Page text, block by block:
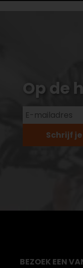
Op de
Schrijf
BEZOEK EEN